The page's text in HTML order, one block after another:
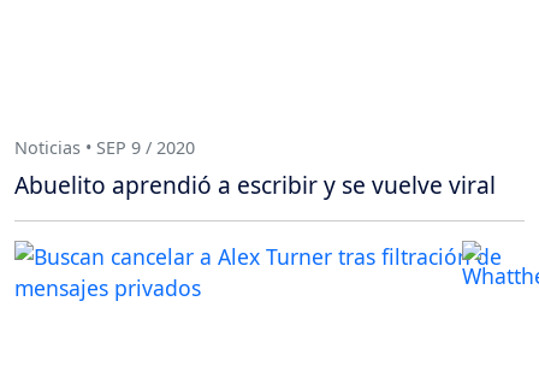
Noticias • SEP 9 / 2020
Abuelito aprendió a escribir y se vuelve viral